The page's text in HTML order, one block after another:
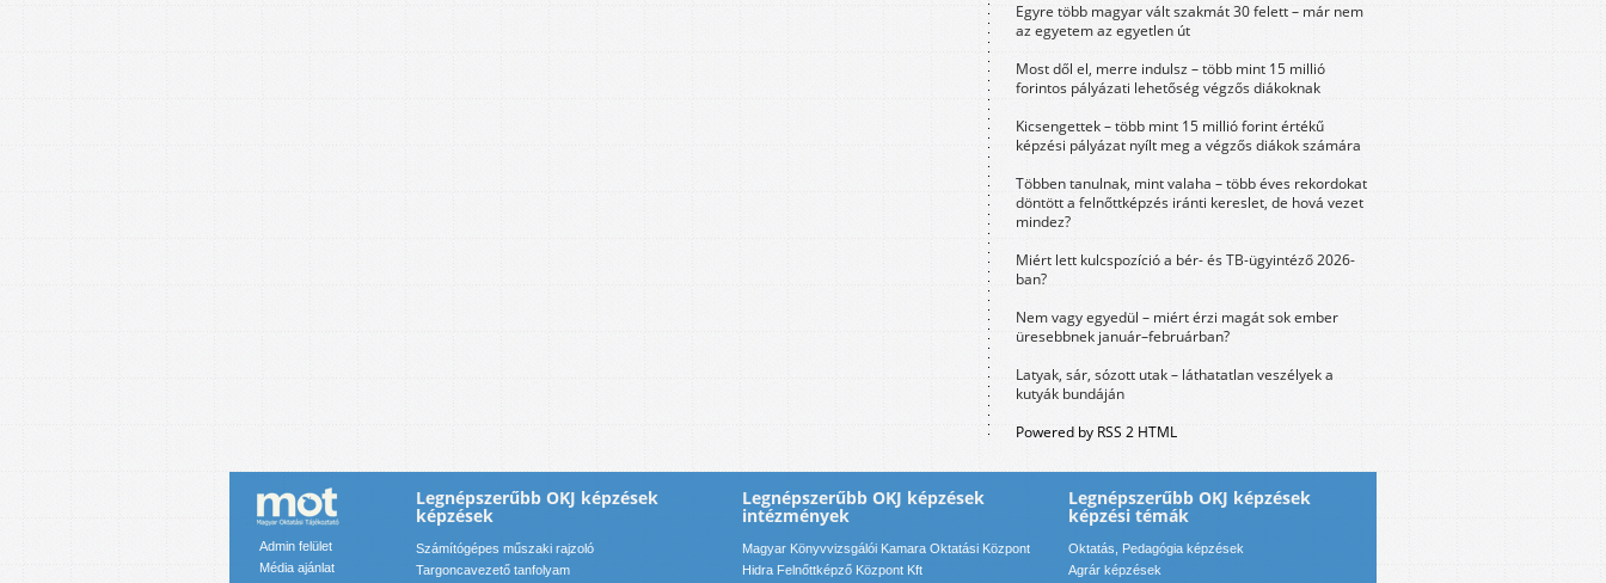
Egyre több magyar vált szakmát 30 felett – már nem
az egyetem az egyetlen út
Most dől el, merre indulsz – több mint 15 millió
forintos pályázati lehetőség végzős diákoknak
Kicsengettek – több mint 15 millió forint értékű
képzési pályázat nyílt meg a végzős diákok számára
Többen tanulnak, mint valaha – több éves rekordokat
döntött a felnőttképzés iránti kereslet, de hová vezet
mindez?
Miért lett kulcspozíció a bér- és TB-ügyintéző 2026-
ban?
Nem vagy egyedül – miért érzi magát sok ember
üresebbnek január–februárban?
Latyak, sár, sózott utak – láthatatlan veszélyek a
kutyák bundáján
Powered by RSS 2 HTML
Admin felület
Média ajánlat
Legnépszerűbb OKJ képzések
képzések
Számítógépes műszaki rajzoló
Targoncavezető tanfolyam
Legnépszerűbb OKJ képzések
intézmények
Magyar Könyvvizsgálói Kamara Oktatási Központ
Hidra Felnőttképző Központ Kft
Legnépszerűbb OKJ képzések
képzési témák
Oktatás, Pedagógia képzések
Agrár képzések